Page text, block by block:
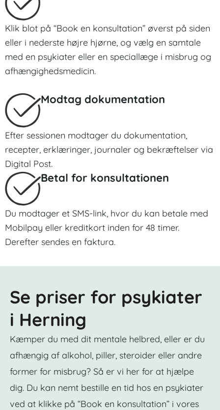
Klik blot på “Book en konsultation” øverst på siden
eller i nederste højre hjørne, og vælg en samtale
med en psykiater eller en speciallæge i misbrug og
afhængighedsmedicin.
Modtag dokumentation
Efter sessionen modtager du dokumentation,
recepter, erklæringer, journaler og bekræftelser via
Digital Post.
Betal for konsultationen
Du modtager et SMS-link, hvor du kan betale med
Mobilpay eller kreditkort inden for 48 timer.
Derefter sendes en faktura.
Se priser for psykiater
i Herning
Kæmper du med dit mentale helbred, eller er du
afhængig af alkohol, piller, steroider eller andre
former for misbrug? Så er vi her for at hjælpe
dig. Du kan nemt bestille en tid hos en psykiater
ved at klikke på “Book en konsultation” i vores